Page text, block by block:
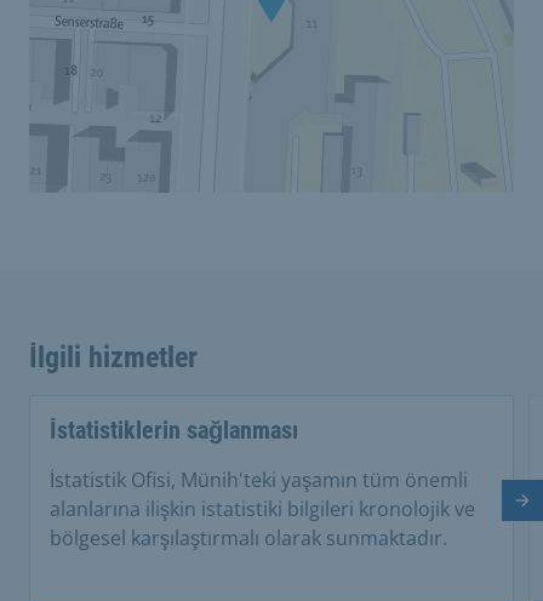
İlgili hizmetler
İstatistiklerin sağlanması
İstatistik Ofisi, Münih'teki yaşamın tüm önemli
alanlarına ilişkin istatistiki bilgileri kronolojik ve
bölgesel karşılaştırmalı olarak sunmaktadır.